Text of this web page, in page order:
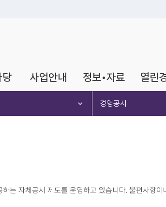
당 사업안내 정보•자료 열린
경영공시
는 자체공시 제도를 운영하고 있습니다. 불편사항